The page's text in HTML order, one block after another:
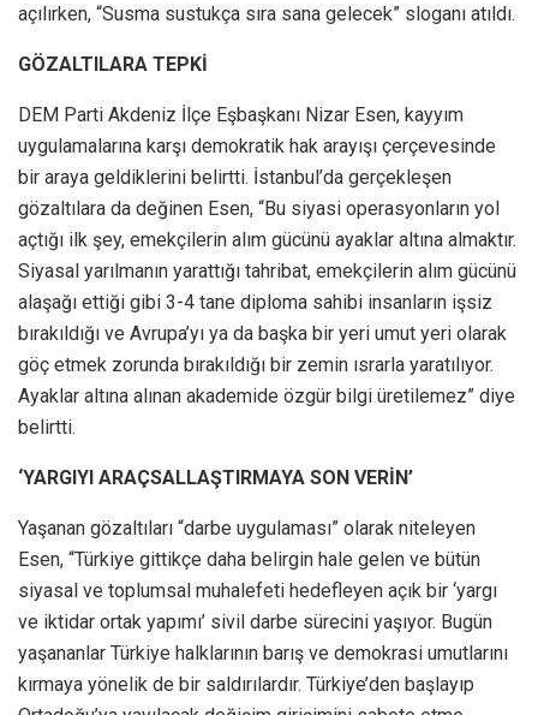
açılırken, “Susma sustukça sıra sana gelecek” sloganı atıldı.
GÖZALTILARA TEPKİ
DEM Parti Akdeniz İlçe Eşbaşkanı Nizar Esen, kayyım
uygulamalarına karşı demokratik hak arayışı çerçevesinde
bir araya geldiklerini belirtti. İstanbul’da gerçekleşen
gözaltılara da değinen Esen, “Bu siyasi operasyonların yol
açtığı ilk şey, emekçilerin alım gücünü ayaklar altına almaktır.
Siyasal yarılmanın yarattığı tahribat, emekçilerin alım gücünü
alaşağı ettiği gibi 3-4 tane diploma sahibi insanların işsiz
bırakıldığı ve Avrupa’yı ya da başka bir yeri umut yeri olarak
göç etmek zorunda bırakıldığı bir zemin ısrarla yaratılıyor.
Ayaklar altına alınan akademide özgür bilgi üretilemez” diye
belirtti.
‘YARGIYI ARAÇSALLAŞTIRMAYA SON VERİN’
Yaşanan gözaltıları “darbe uygulaması” olarak niteleyen
Esen, “Türkiye gittikçe daha belirgin hale gelen ve bütün
siyasal ve toplumsal muhalefeti hedefleyen açık bir ‘yargı
ve iktidar ortak yapımı’ sivil darbe sürecini yaşıyor. Bugün
yaşananlar Türkiye halklarının barış ve demokrasi umutlarını
kırmaya yönelik de bir saldırılardır. Türkiye’den başlayıp